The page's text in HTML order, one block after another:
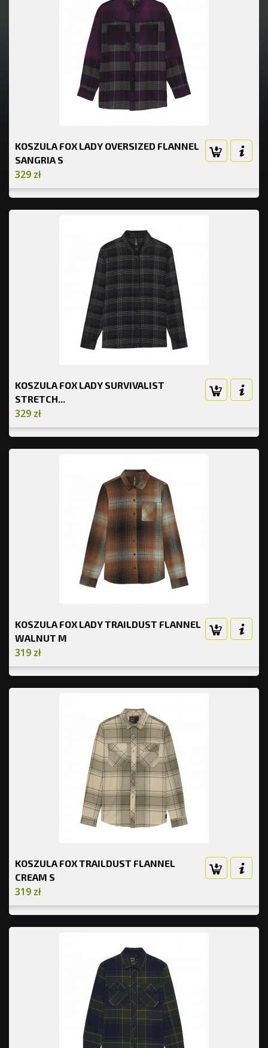
KOSZULA FOX LADY OVERSIZED FLANNEL
SANGRIA S
329 zł
KOSZULA FOX LADY SURVIVALIST
STRETCH...
329 zł
KOSZULA FOX LADY TRAILDUST FLANNEL
WALNUT M
319 zł
KOSZULA FOX TRAILDUST FLANNEL
CREAM S
319 zł